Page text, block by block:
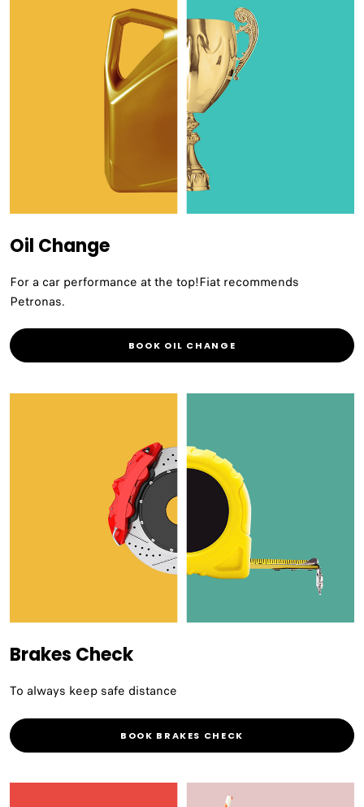
Oil Change
For a car performance at the top!Fiat recommends
Petronas.
BOOK OIL CHANGE
Brakes Check
To always keep safe distance
BOOK BRAKES CHECK